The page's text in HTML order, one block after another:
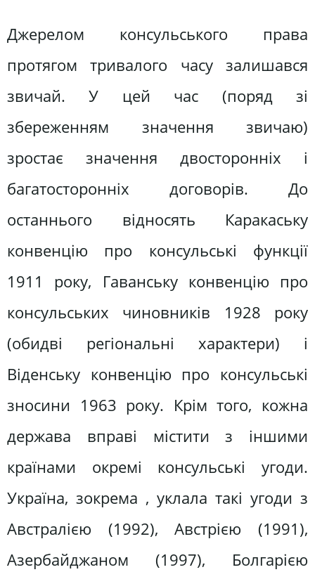
Джерелом консульського права
протягом тривалого часу залишався
звичай. У цей час (поряд зі
збереженням значення звичаю)
зростає значення двосторонніх і
багатосторонніх договорів. До
останнього відносять Каракаську
конвенцію про консульські функції
1911 року, Гаванську конвенцію про
консульських чиновників 1928 року
(обидві регіональні характери) і
Віденську конвенцію про консульські
зносини 1963 року. Крім того, кожна
держава вправі містити з іншими
країнами окремі консульські угоди.
Україна, зокрема , уклала такі угоди з
Австралією (1992), Австрією (1991),
Азербайджаном (1997), Болгарією